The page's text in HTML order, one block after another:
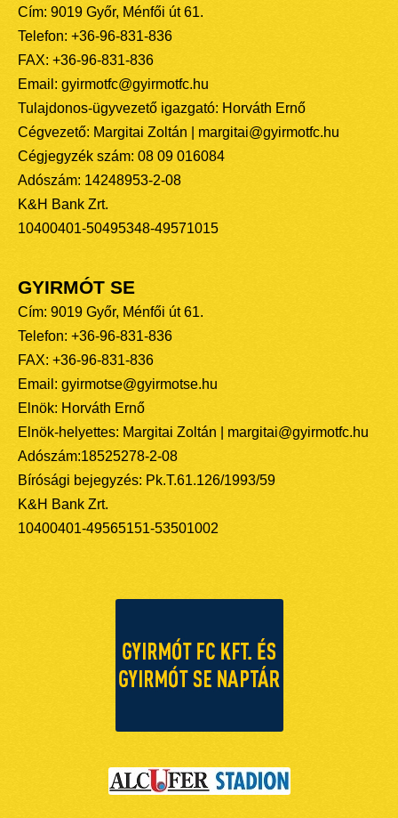
Cím: 9019 Győr, Ménfői út 61.
Telefon: +36-96-831-836
FAX: +36-96-831-836
Email: gyirmotfc@gyirmotfc.hu
Tulajdonos-ügyvezető igazgató: Horváth Ernő
Cégvezető: Margitai Zoltán | margitai@gyirmotfc.hu
Cégjegyzék szám: 08 09 016084
Adószám: 14248953-2-08
K&H Bank Zrt.
10400401-50495348-49571015
GYIRMÓT SE
Cím: 9019 Győr, Ménfői út 61.
Telefon: +36-96-831-836
FAX: +36-96-831-836
Email: gyirmotse@gyirmotse.hu
Elnök: Horváth Ernő
Elnök-helyettes: Margitai Zoltán | margitai@gyirmotfc.hu
Adószám:18525278-2-08
Bírósági bejegyzés: Pk.T.61.126/1993/59
K&H Bank Zrt.
10400401-49565151-53501002